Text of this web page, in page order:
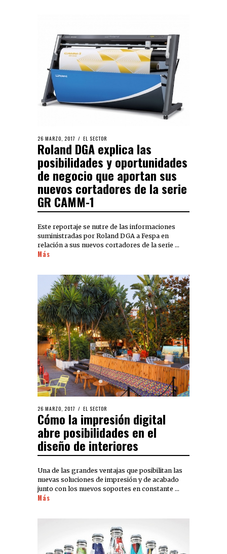
26 MARZO, 2017 EL SECTOR
Roland DGA explica las
posibilidades y oportunidades
de negocio que aportan sus
nuevos cortadores de la serie
GR CAMM-1
Este reportaje se nutre de las informaciones
suministradas por Roland DGA a Fespa en
relación a sus nuevos cortadores de la serie …
Más
26 MARZO, 2017 EL SECTOR
Cómo la impresión digital
abre posibilidades en el
diseño de interiores
Una de las grandes ventajas que posibilitan las
nuevas soluciones de impresión y de acabado
junto con los nuevos soportes en constante …
Más